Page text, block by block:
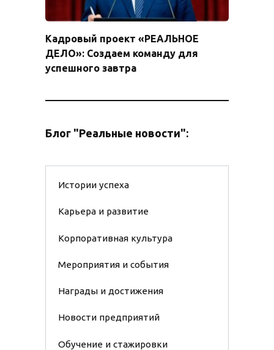
Кадровый проект «РЕАЛЬНОЕ
ДЕЛО»: Создаем команду для
успешного завтра
Блог "Реальные новости":
Истории успеха
Карьера и развитие
Корпоративная культура
Мероприятия и события
Награды и достижения
Новости предприятий
Обучение и стажировки